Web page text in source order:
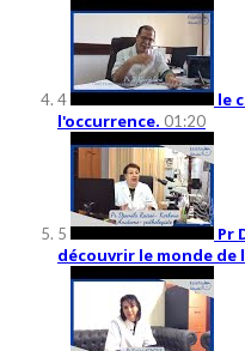
4
le
l'occurrence. 01:20
5
Pr
découvrir le monde